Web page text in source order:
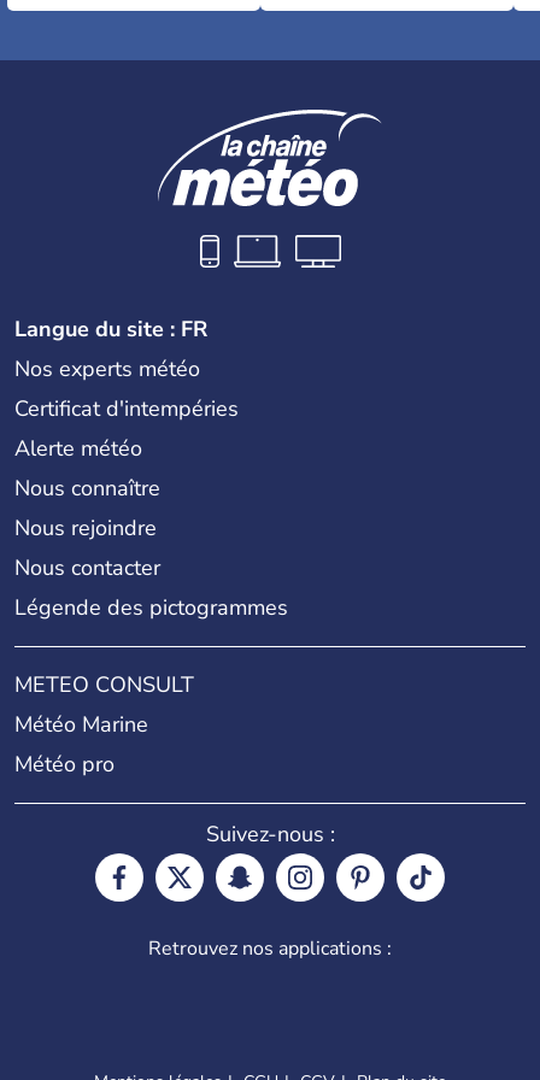
Langue du site : FR
Nos experts météo
Certificat d'intempéries
Alerte météo
Nous connaître
Nous rejoindre
Nous contacter
Légende des pictogrammes
METEO CONSULT
Météo Marine
Météo pro
Suivez-nous :
Retrouvez nos applications :